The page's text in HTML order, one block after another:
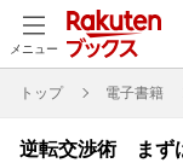
メニュー
トップ 電子書籍
逆転交渉術 まず